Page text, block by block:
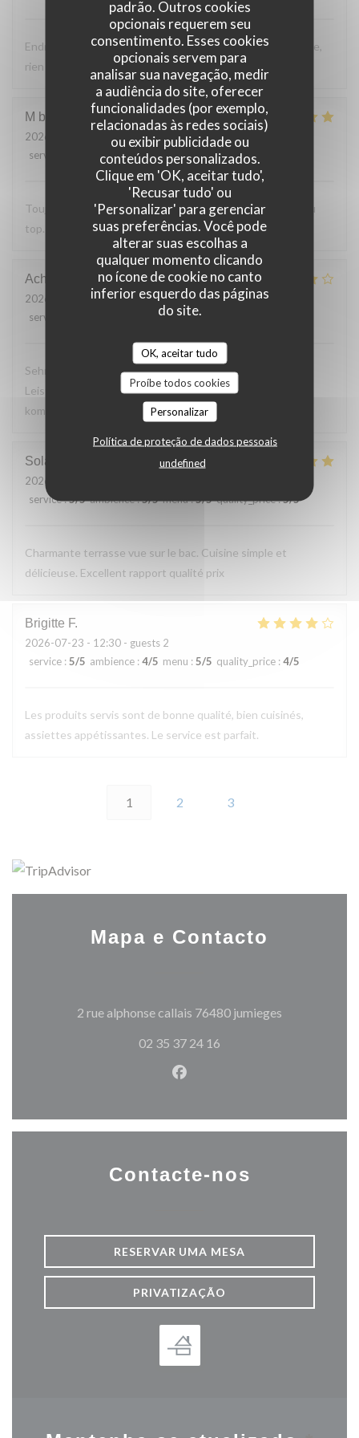
padrão. Outros cookies
opcionais requerem seu
consentimento. Esses cookies
opcionais servem para
analisar sua navegação, medir
a audiência do site, oferecer
funcionalidades (por exemplo,
relacionadas às redes sociais)
ou exibir publicidade ou
conteúdos personalizados.
Clique em 'OK, aceitar tudo',
'Recusar tudo' ou
'Personalizar' para gerenciar
suas preferências. Você pode
alterar suas escolhas a
qualquer momento clicando
no ícone de cookie no canto
inferior esquerdo das páginas
do site.
OK, aceitar tudo
Proíbe todos cookies
Personalizar
Política de proteção de dados pessoais
undefined
Endroit tres accueillant, service efficace, personnel aimable,
rien a reprocher sur les plats.
M bouchon F
2026-07-24
- 19:30 - guests 2
service
ambience:5/5 menu: 5/5 quality_price
Toujours Aussi bon avec les produits locaux, l'accueil et au
top. Lo
Achim
2026-07-24
- 19:30 - guests 2
service
menu:4
Sehr leckeres 3 Gang Menü mit guten Preis
Leistungsverhältnis. Nettes freundliches Personal Wir
kommen gerne wieder
Solange
2026-07-24
service:5/5 ambience:5/5 menu:5/5 quality_price:5/5
Charmante terrasse vue sur le bac. Cuisine simple et
délicieuse. Excellent rapport qualité prix
Brigitte F
2026-07-23 - 12:30 - guests 2
service : 5/5 ambience : 4/5 menu : 5/5 quality_price : 4/5
Les produits servis sont de bonne qualité, bien cuisinés,
assiettes appétissantes. Le service est parfait.
1 2 3
Mapa e Contacto
2 rue alphonse callais 76480 jumieges
02 35 37 24 16
Facebook ((abre numa nova
Contacte-nos
RESERVAR UMA MESA
PRIVATIZAÇÃO